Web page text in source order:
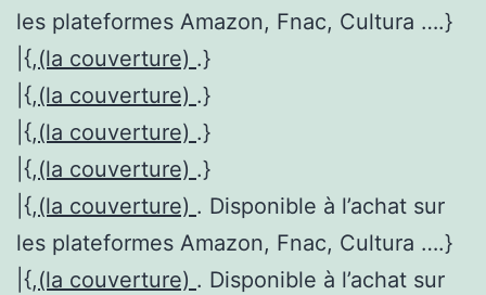
les plateformes Amazon, Fnac, Cultura ….}
|{,(la couverture) .}
|{,(la couverture) .}
|{,(la couverture) .}
|{,(la couverture) .}
|{,(la couverture) . Disponible à l’achat sur
les plateformes Amazon, Fnac, Cultura ….}
|{,(la couverture) . Disponible à l’achat sur